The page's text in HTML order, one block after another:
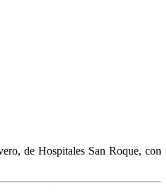
San Roque, con